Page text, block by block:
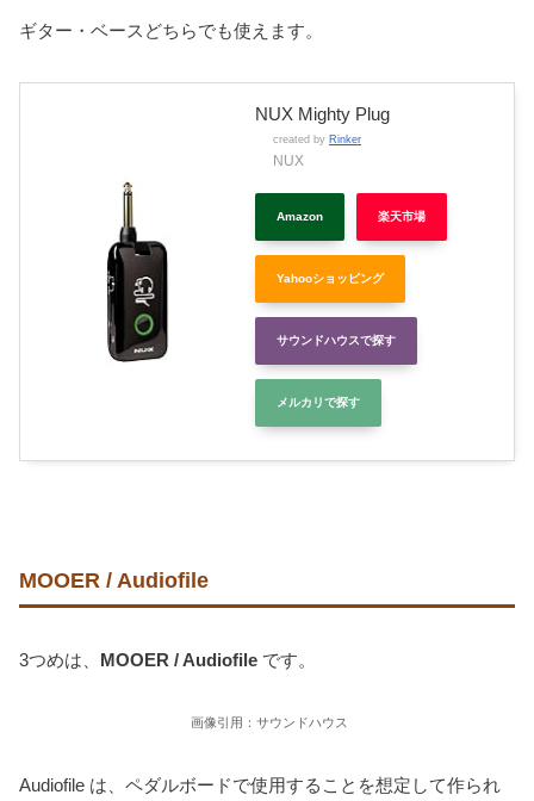
ギター・ベースどちらでも使えます。
NUX Mighty Plug
created by Rinker
NUX
Amazon 楽天市場
Yahooショッピング
サウンドハウスで探す
メルカリで探す
MOOER / Audiofile
3つめは、 MOOER / Audiofile です。
画像引用：サウンドハウス
Audiofile は、ペダルボードで使用することを想定して作られ